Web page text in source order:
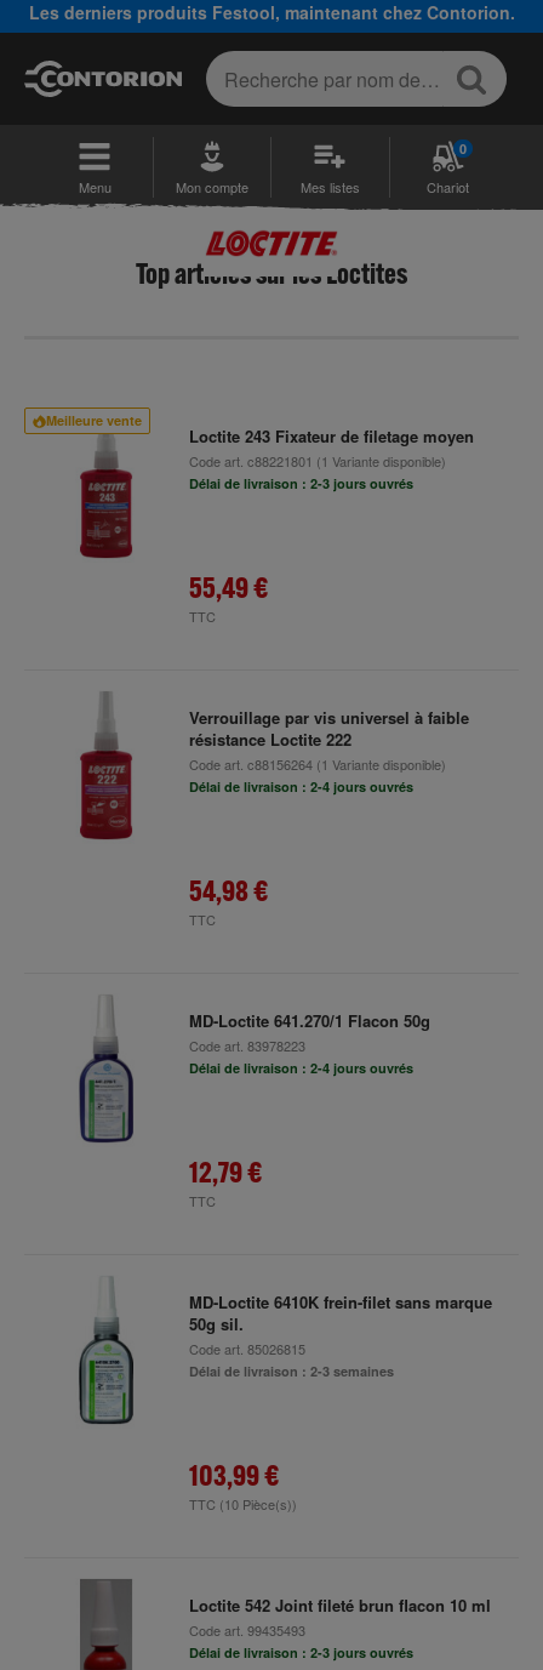
Les derniers produits Festool, maintenant chez Contorion.
Menu Mon compte Mes listes
0
Chariot
Top articles sur les Loctites
Meilleure vente
Loctite 243 Fixateur de filetage moyen
Code art. c88221801 (1 Variante disponible)
Délai de livraison : 2-3 jours ouvrés
55,49 €
TTC
Verrouillage par vis universel à faible
résistance Loctite 222
Code art. c88156264(1 Variante disponible)
Délai de livraison : 2-4 jours ouvrés
54,98 €
TTC
MD-Loctite 641.270/1 Flacon 50g
Code art. 83978223
Délai de livraison : 2-4 jours ouvrés
12,79 €
TTC
MD-Loctite 6410K frein-filet sans marque
50g sil.
Code art. 85026815
Délai de livraison : 2-3 semaines
103,99 €
TTC (10 Pièce(s))
Loctite 542 Joint fileté brun flacon 10 ml
Code art. 99435493
Délai de livraison : 2-3 jours ouvrés